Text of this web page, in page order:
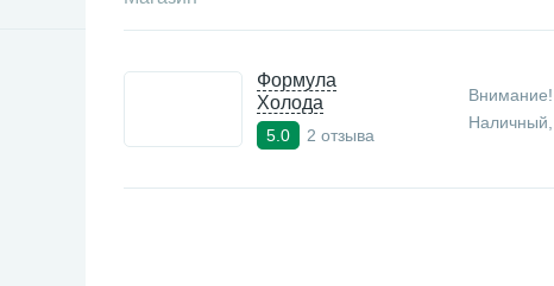
Формула
Холода
5.0 2 отзыва
Внимание!
Наличный,